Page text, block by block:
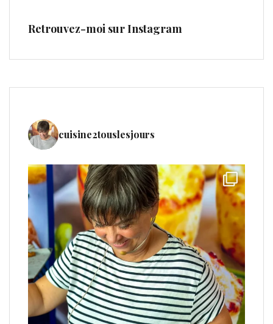
Retrouvez-moi sur Instagram
cuisine2touslesjours